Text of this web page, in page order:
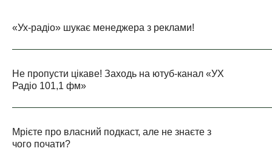
«Ух-радіо» шукає менеджера з реклами!
Не пропусти цікаве! Заходь на ютуб-канал «УХ
Радіо 101,1 фм»
Мрієте про власний подкаст, але не знаєте з
чого почати?